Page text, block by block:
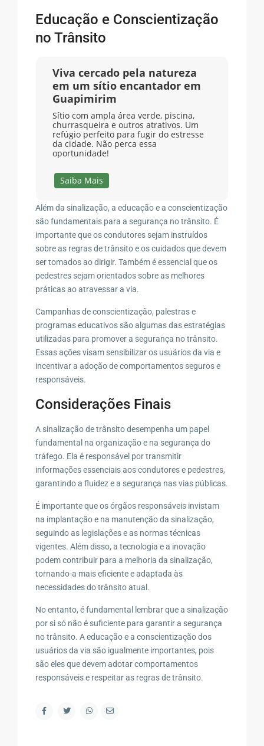
Educação e Conscientização
no Trânsito
Viva cercado pela natureza
em um sítio encantador em
Guapimirim
Sítio com ampla área verde, piscina,
churrasqueira e outros atrativos. Um
refúgio perfeito para fugir do estresse
da cidade. Não perca essa
oportunidade!
Saiba Mais
Além da sinalização, a educação e a conscientização
são fundamentais para a segurança no trânsito. É
importante que os condutores sejam instruídos
sobre as regras de trânsito e os cuidados que devem
ser tomados ao dirigir. Também é essencial que os
pedestres sejam orientados sobre as melhores
práticas ao atravessar a via.
Campanhas de conscientização, palestras e
programas educativos são algumas das estratégias
utilizadas para promover a segurança no trânsito.
Essas ações visam sensibilizar os usuários da via e
incentivar a adoção de comportamentos seguros e
responsáveis.
Considerações Finais
A sinalização de trânsito desempenha um papel
fundamental na organização e na segurança do
tráfego. Ela é responsável por transmitir
informações essenciais aos condutores e pedestres,
garantindo a fluidez e a segurança nas vias públicas.
É importante que os órgãos responsáveis invistam
na implantação e na manutenção da sinalização,
seguindo as legislações e as normas técnicas
vigentes. Além disso, a tecnologia e a inovação
podem contribuir para a melhoria da sinalização,
tornando-a mais eficiente e adaptada às
necessidades do trânsito atual.
No entanto, é fundamental lembrar que a sinalização
por si só não é suficiente para garantir a segurança
no trânsito. A educação e a conscientização dos
usuários da via são igualmente importantes, pois
são eles que devem adotar comportamentos
responsáveis e respeitar as regras de trânsito.